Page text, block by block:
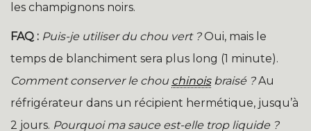
les champignons noirs.
FAQ : Puis-je utiliser du chou vert ?Oui, mais le
temps de blanchiment sera plus long (1 minute).
Comment conserver le chou chinoisbraisé ?Au
réfrigérateur dans un récipient hermétique, jusqu’à
2 jours. Pourquoi ma sauce est-elle trop liquide ?